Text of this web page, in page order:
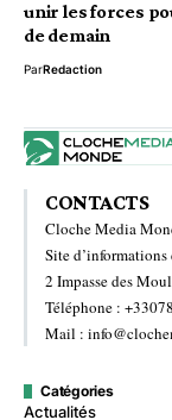
unir les forces
de demain
ParRedaction
CONTACTS
Cloche Media
Site
2 Impasse des
Téléphone :
Mail :
Catégories
Actualités